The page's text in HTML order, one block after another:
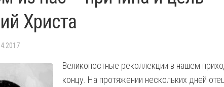
МИНИСТРАНТАМ
Христа
Великопостные реколлекции в нашем
концу. На протяжении нескольких дней